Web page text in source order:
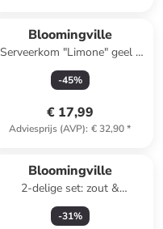
Bloomingville
Serveerkom "Limone" geel -
(L)26 x (B)18 cm
-45%
€ 17,99
Adviesprijs (AVP): € 32,90*
Bloomingville
2-delige set: zout &
peperstrooier "Chase"
wit/bruin - (H)4,5 cm
-31%